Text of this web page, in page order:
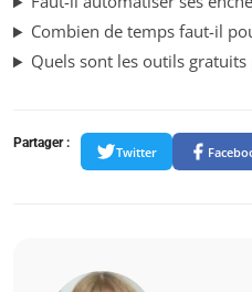
Combien de temps faut-il
Quels sont les outils gratuits
Partager :
Twitter